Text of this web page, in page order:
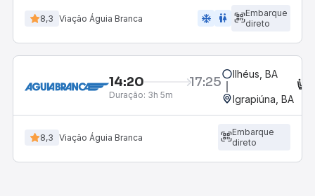
8,3 Viação Águia Branca ac_unit wc
Embarque
direto
14:20 17:25
Duração: 3h 5m
Ilhéus, BA
Igrapiúna, BA
8,3 Viação Águia Branca
Embarque
direto